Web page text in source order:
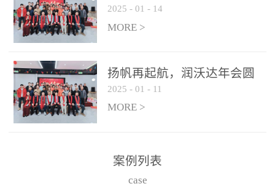
满结束！
2025 - 01 - 14
MORE >
扬帆再起航，润沃达年会圆
满结束！
2025 - 01 - 11
MORE >
案例列表
case